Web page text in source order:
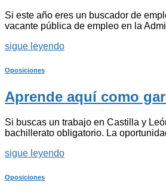
Si este año eres un buscador de
vacante pública de empleo en la
sigue leyendo
Oposiciones
Aprende aquí como
Si buscas un trabajo en Castilla y
bachillerato obligatorio. La
sigue leyendo
Oposiciones